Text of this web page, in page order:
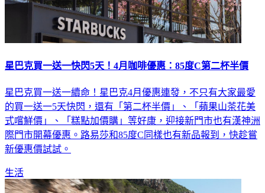
星巴克買一送一快閃5天！4月咖啡優惠：85度C第二杯半價
星巴克買一送一續命！星巴克4月優惠連發，不只有大家最愛
的買一送一5天快閃，還有「第二杯半價」、「蘋果山茶花美
式嚐鮮價」、「糕點加價購」等好康，迎接新門市也有漢神洲
際門市開幕優惠。路易莎和85度C同樣也有新品報到，快趁嘗
新優惠價試試。
生活